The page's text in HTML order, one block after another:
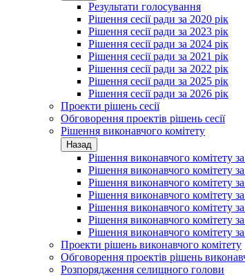
Результати голосування
Рішення сесії ради за 2020 рік
Рішення сесії ради за 2023 рік
Рішення сесії ради за 2024 рік
Рішення сесії ради за 2021 рік
Рішення сесії ради за 2022 рік
Рішення сесії ради за 2025 рік
Рішення сесії ради за 2026 рік
Проекти рішень сесії
Обговорення проектів рішень сесії
Рішення виконавчого комітету
Назад
Рішення виконавчого комітету
Рішення виконавчого комітету
Рішення виконавчого комітету
Рішення виконавчого комітету
Рішення виконавчого комітету
Рішення виконавчого комітету
Рішення виконавчого комітету
Проекти рішень виконавчого комітету
Обговорення проектів рішень
Розпорядження селищного голови